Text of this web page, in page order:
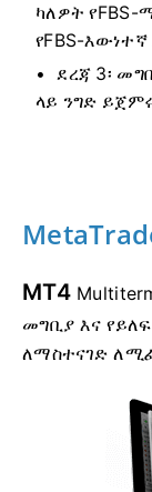
ካለዎት
የFBS-
ደረጃ 3፡
ላይ ንግድ
MT4
መግቢያ እና
ለማስተናገድ